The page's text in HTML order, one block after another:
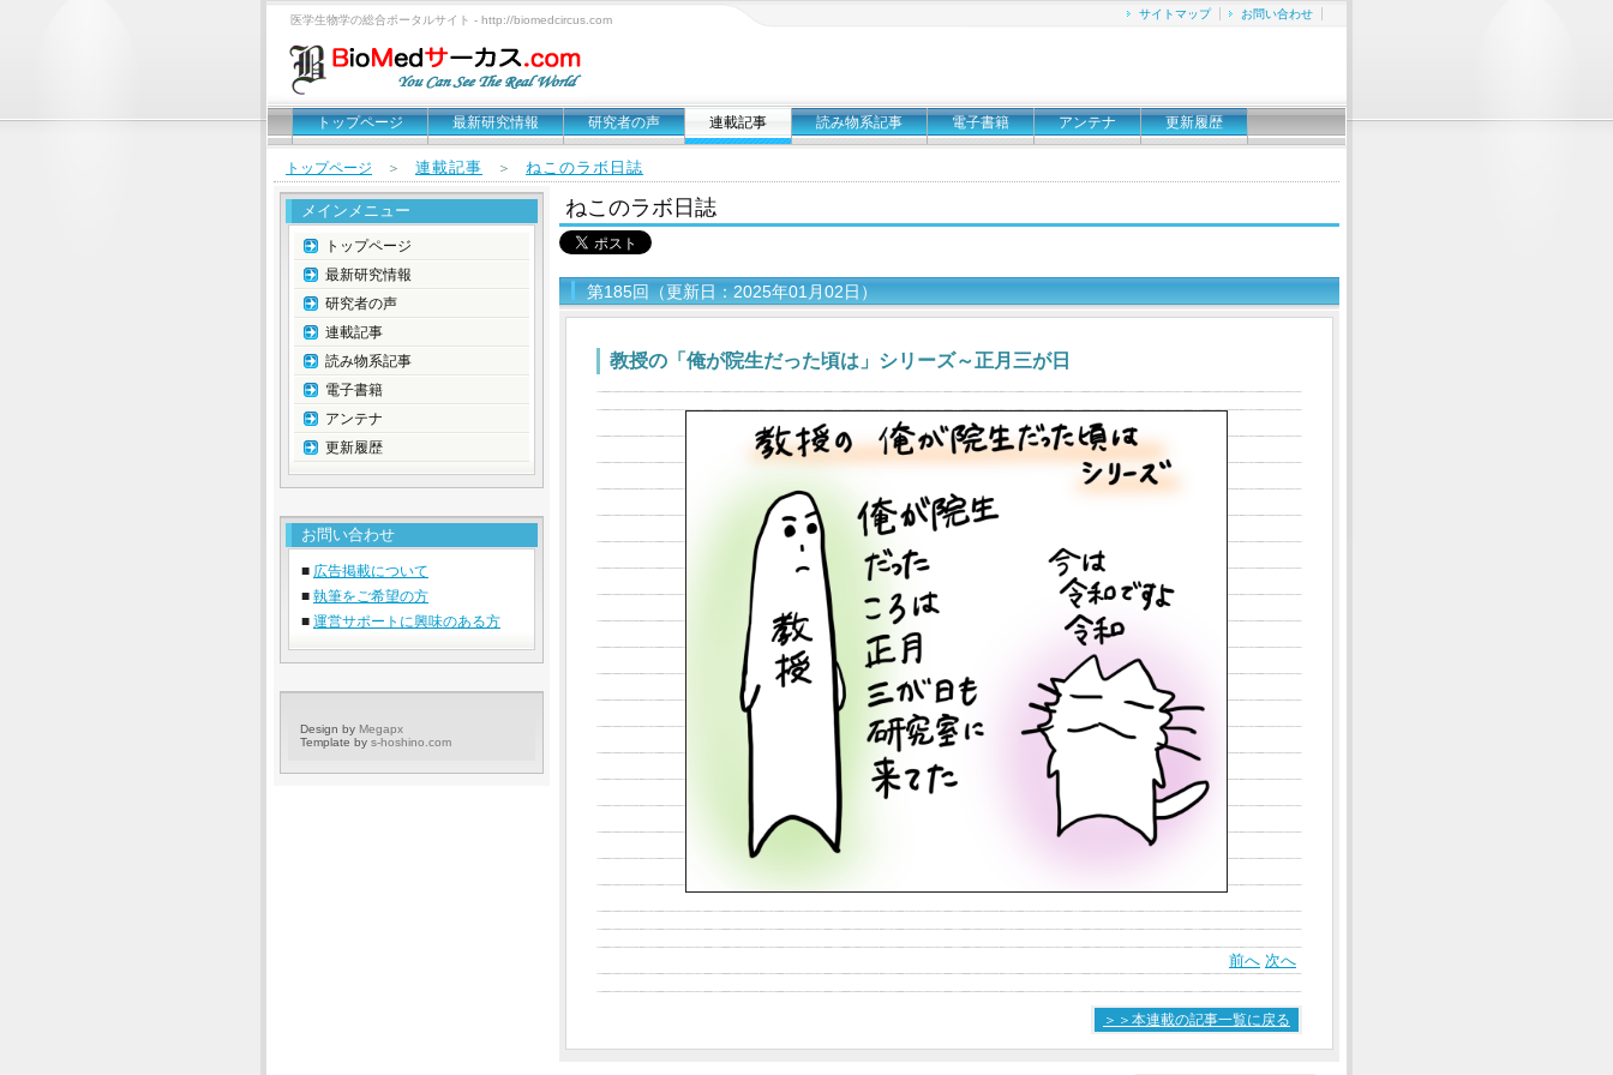
医学生物学の総合ポータルサイト - http://biomedcircus.com サイトマップ お問い合わせ
トップページ 最新研究情報 研究者の声 連載記事 読み物系記事 電子書籍 アンテナ 更新履歴
トップページ ＞ 連載記事 ＞ ねこのラボ日誌
ねこのラボ日誌
第185回（更新日：2025年01月02日）
教授の「俺が院生だった頃は」シリーズ～正月三が日
前へ 次へ
＞＞本連載の記事一覧に戻る
メインメニュー
トップページ
最新研究情報
研究者の声
連載記事
読み物系記事
電子書籍
アンテナ
更新履歴
お問い合わせ
■ 広告掲載について
■ 執筆をご希望の方
■ 運営サポートに興味のある方
Design by Megapx
Template by s-hoshino.com